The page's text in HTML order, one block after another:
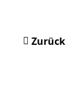
Zurück